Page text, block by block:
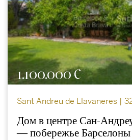
1.100.000 €
Sant Andreu de Llavaneres |
Дом в центре Сан-
— побережье Барселоны